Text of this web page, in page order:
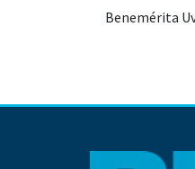
Benemérita